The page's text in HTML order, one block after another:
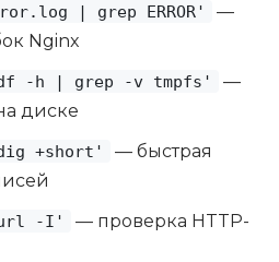
| grep ERROR'
—
Nginx
-h | grep -v tmpfs'
—
диске
+short'
— быстрая
-I'
— проверка HTTP-